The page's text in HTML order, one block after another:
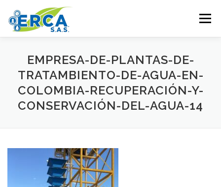
Menú
HOME PRODUCTOS SERVICIOS
COBERTURA +57-702-4118
EMPRESA-DE-PLANTAS-DE-
TRATAMBIENTO-DE-AGUA-EN-
COLOMBIA-RECUPERACIÓN-Y-
CONSERVACIÓN-DEL-AGUA-14